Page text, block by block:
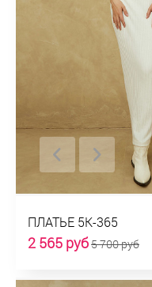
ПЛАТЬЕ 5К-365
2 565 руб5 700 руб